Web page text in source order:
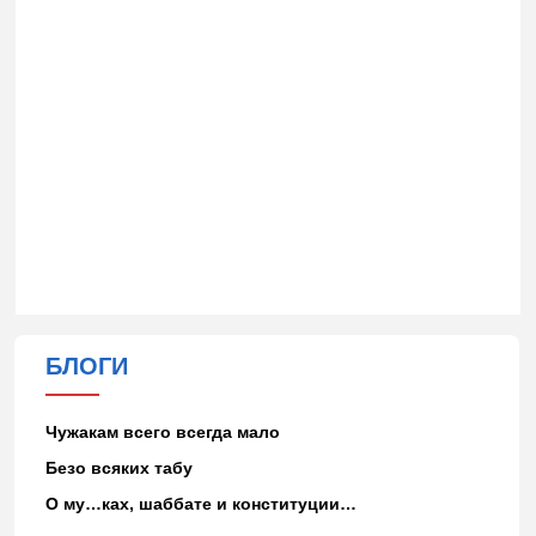
БЛОГИ
Чужакам всего всегда мало
Безо всяких табу
О му…ках, шаббате и конституции…